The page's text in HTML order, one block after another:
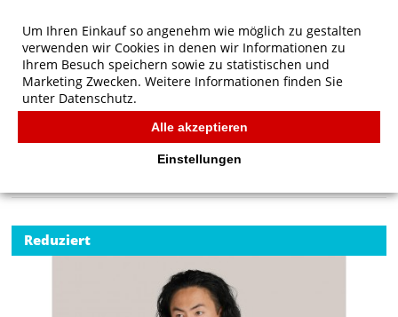
SG Signature Signature Tagless Polo Stretch Men
Reduziert
Um Ihren Einkauf so angenehm wie möglich zu gestalten
verwenden wir Cookies in denen wir Informationen zu
Ihrem Besuch speichern sowie zu statistischen und
Marketing Zwecken. Weitere Informationen finden Sie
unter Datenschutz.
Alle akzeptieren
Einstellungen